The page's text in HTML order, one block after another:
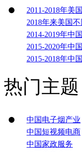
2011-2018年美
2018年来美国
2014-2019年中
2015-2020年中
2015-2018年中
热门主题
中国电子烟产业
中国短视频电商
中国家政服务